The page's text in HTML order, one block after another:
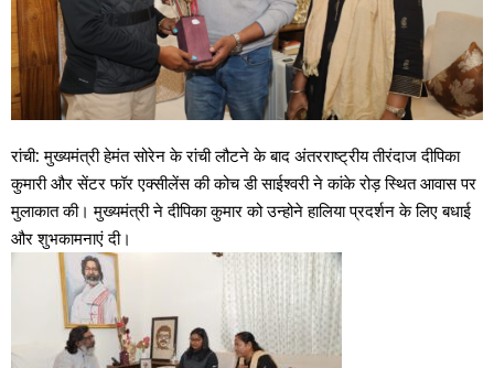
रांची: मुख्यमंत्री हेमंत सोरेन के रांची लौटने के बाद अंतरराष्ट्रीय तीरंदाज दीपिका
कुमारी और सेंटर फॉर एक्सीलेंस की कोच डी साईश्वरी ने कांके रोड़ स्थित आवास पर
मुलाकात की। मुख्यमंत्री ने दीपिका कुमार को उन्होने हालिया प्रदर्शन के लिए बधाई
और शुभकामनाएं दी।